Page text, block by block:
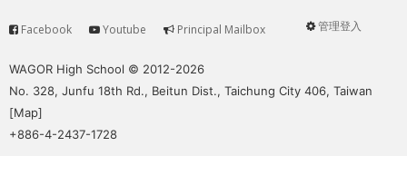
User
管理登入
Service
Facebook Youtube Principal Mailbox
WAGOR High School © 2012-2026
No. 328, Junfu 18th Rd., Beitun Dist., Taichung City 406, Taiwan
[Map]
+886-4-2437-1728